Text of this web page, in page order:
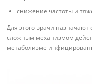
снижение частоты и
Для этого врачи
сложным механизмом
метаболизме